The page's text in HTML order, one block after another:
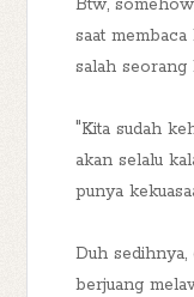
Btw,
saat
salah
"Kita sudah
akan selalu
punya
Duh sedihnya,
berjuang